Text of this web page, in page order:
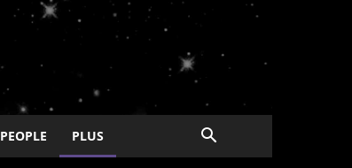
PEOPLE PLUS